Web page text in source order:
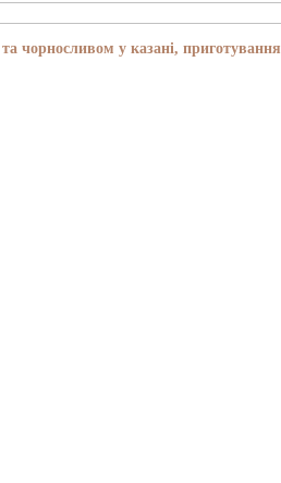
чорносливом у казані, приготування